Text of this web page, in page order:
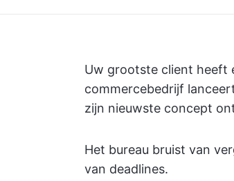
Uw grootste client heeft
commercebedrijf
zijn nieuwste concept
Het bureau bruist van
van deadlines.